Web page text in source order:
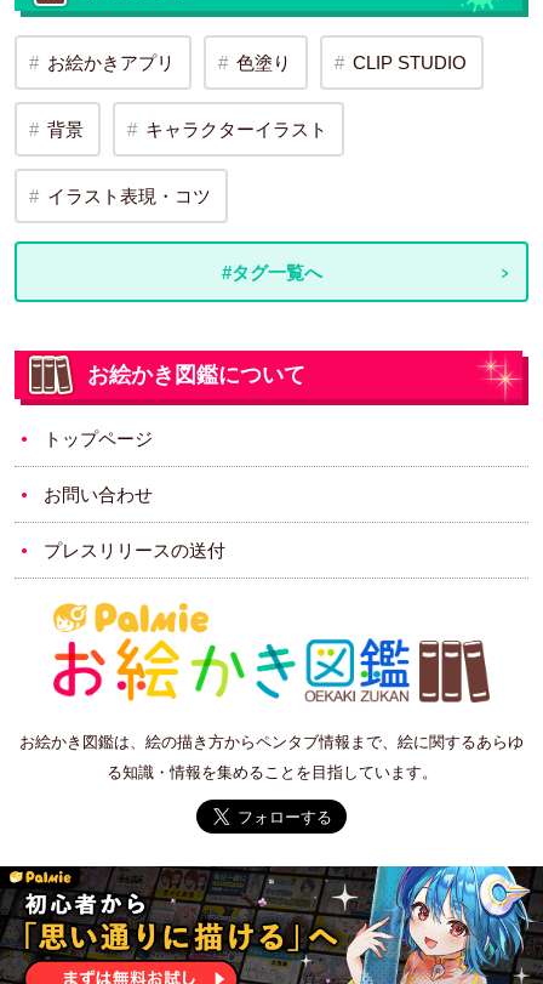
お絵かきアプリ 色塗り CLIP STUDIO
背景 キャラクターイラスト
イラスト表現・コツ
#タグ一覧へ
お絵かき図鑑について
トップページ
お問い合わせ
プレスリリースの送付
お絵かき図鑑は、絵の描き方からペンタブ情報まで、絵に関するあらゆ
る知識・情報を集めることを目指しています。